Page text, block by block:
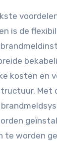
is de
kosten en
Met
te worden